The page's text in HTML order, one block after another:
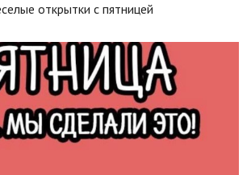
открытки с пятницей